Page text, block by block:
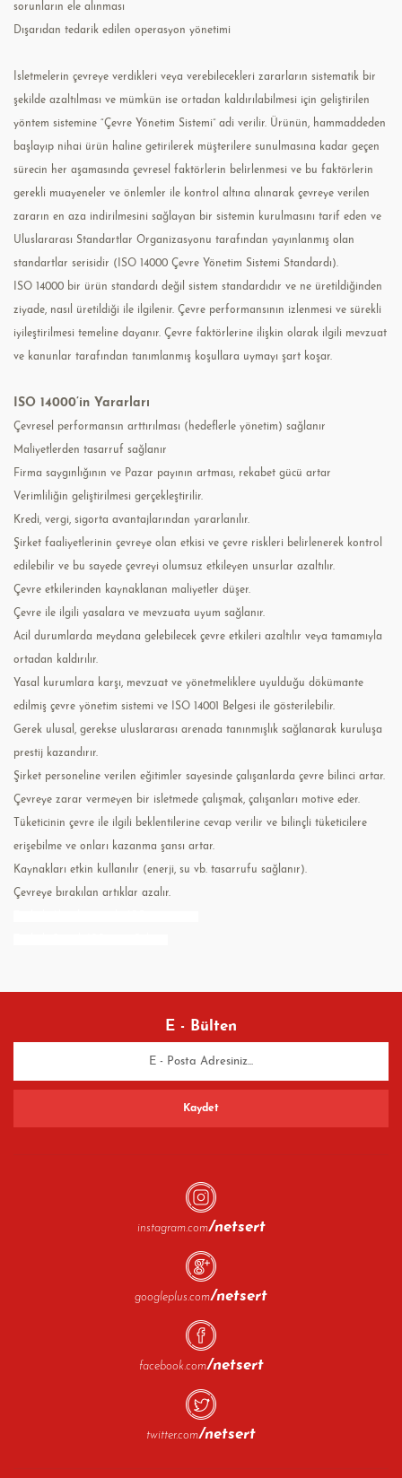
sorunların ele alınması
Dışarıdan tedarik edilen operasyon yönetimi
İsletmelerin çevreye verdikleri veya verebilecekleri zararların sistematik bir
şekilde azaltılması ve mümkün ise ortadan kaldırılabilmesi için geliştirilen
yöntem sistemine “Çevre Yönetim Sistemi” adi verilir. Ürünün, hammaddeden
başlayıp nihai ürün haline getirilerek müşterilere sunulmasına kadar geçen
sürecin her aşamasında çevresel faktörlerin belirlenmesi ve bu faktörlerin
gerekli muayeneler ve önlemler ile kontrol altına alınarak çevreye verilen
zararın en aza indirilmesini sağlayan bir sistemin kurulmasını tarif eden ve
Uluslararası Standartlar Organizasyonu tarafından yayınlanmış olan
standartlar serisidir (ISO 14000 Çevre Yönetim Sistemi Standardı).
ISO 14000 bir ürün standardı değil sistem standardıdır ve ne üretildiğinden
ziyade, nasıl üretildiği ile ilgilenir. Çevre performansının izlenmesi ve sürekli
iyileştirilmesi temeline dayanır. Çevre faktörlerine ilişkin olarak ilgili mevzuat
ve kanunlar tarafından tanımlanmış koşullara uymayı şart koşar.
ISO 14000’in Yararları
Çevresel performansın arttırılması (hedeflerle yönetim) sağlanır
Maliyetlerden tasarruf sağlanır
Firma saygınlığının ve Pazar payının artması, rekabet gücü artar
Verimliliğin geliştirilmesi gerçekleştirilir.
Kredi, vergi, sigorta avantajlarından yararlanılır.
Şirket faaliyetlerinin çevreye olan etkisi ve çevre riskleri belirlenerek kontrol
edilebilir ve bu sayede çevreyi olumsuz etkileyen unsurlar azaltılır.
Çevre etkilerinden kaynaklanan maliyetler düşer.
Çevre ile ilgili yasalara ve mevzuata uyum sağlanır.
Acil durumlarda meydana gelebilecek çevre etkileri azaltılır veya tamamıyla
ortadan kaldırılır.
Yasal kurumlara karşı, mevzuat ve yönetmeliklere uyulduğu dökümante
edilmiş çevre yönetim sistemi ve ISO 14001 Belgesi ile gösterilebilir.
Gerek ulusal, gerekse uluslararası arenada tanınmışlık sağlanarak kuruluşa
prestij kazandırır.
Şirket personeline verilen eğitimler sayesinde çalışanlarda çevre bilinci artar.
Çevreye zarar vermeyen bir isletmede çalışmak, çalışanları motive eder.
Tüketicinin çevre ile ilgili beklentilerine cevap verilir ve bilinçli tüketicilere
erişebilme ve onları kazanma şansı artar.
Kaynakları etkin kullanılır (enerji, su vb. tasarrufu sağlanır).
Çevreye bırakılan artıklar azalır.
E - Bülten
instagram.com/netsert
googleplus.com/netsert
facebook.com/netsert
twitter.com/netsert